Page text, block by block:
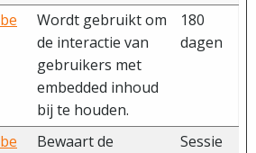
Wordt gebruikt om
de interactie van
gebruikers met
embedded inhoud
bij te houden.
180
dagen
Bewaart de
Sessie